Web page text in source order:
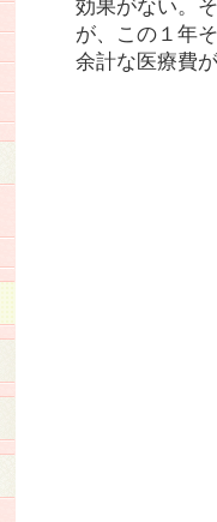
効果がない。
が、この１年
余計な医療費